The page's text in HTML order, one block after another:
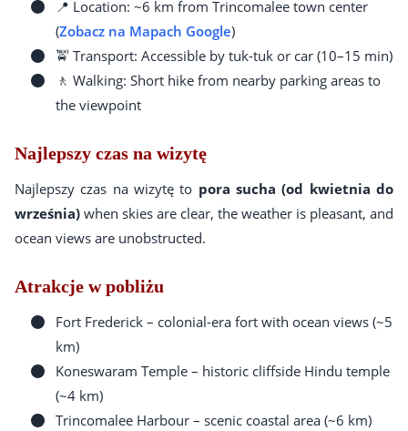
📍 Location: ~6 km from Trincomalee town center
(Zobacz na Mapach Google)
🚖 Transport: Accessible by tuk-tuk or car (10–15 min)
🚶 Walking: Short hike from nearby parking areas to
the viewpoint
Najlepszy czas na wizytę
Najlepszy czas na wizytę to pora sucha (od kwietnia do
września) when skies are clear, the weather is pleasant, and
ocean views are unobstructed.
Atrakcje w pobliżu
Fort Frederick – colonial-era fort with ocean views (~5
km)
Koneswaram Temple – historic cliffside Hindu temple
(~4 km)
Trincomalee Harbour – scenic coastal area (~6 km)